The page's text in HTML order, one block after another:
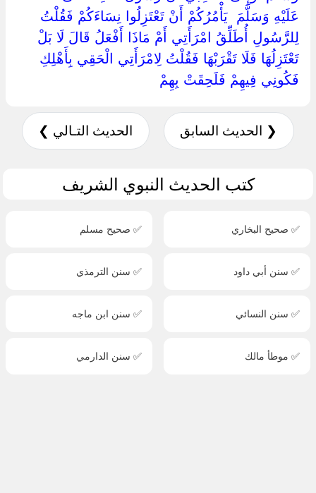
عَلَيْهِ وَسَلَّمَ ‏ ‏يَأْمُرُكُمْ أَنْ تَعْتَزِلُوا نِسَاءَكُمْ فَقُلْتُ
لِلرَّسُولِ أُطَلِّقُ امْرَأَتِي أَمْ مَاذَا أَفْعَلُ قَالَ لَا بَلْ
تَعْتَزِلُهَا فَلَا تَقْرَبْهَا فَقُلْتُ لِامْرَأَتِي الْحَقِي بِأَهْلِكِ
فَكُونِي فِيهِمْ فَلَحِقَتْ بِهِمْ ‏
❮ الحديث السابق الحديث التـالي ❯
كتب الحديث النبوي الشريف
✅ صحيح البخاري ✅ صحيح مسلم
✅ سنن أبي داود ✅ سنن الترمذي
✅ سنن النسائي ✅ سنن ابن ماجه
✅ موطأ مالك ✅ سنن الدارمي